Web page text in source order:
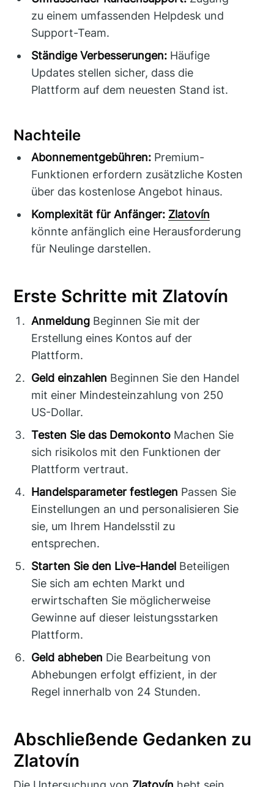
zu einem umfassenden Helpdesk und
Support-Team.
Ständige Verbesserungen: Häufige
Updates stellen sicher, dass die
Plattform auf dem neuesten Stand ist.
Nachteile
Abonnementgebühren: Premium-
Funktionen erfordern zusätzliche Kosten
über das kostenlose Angebot hinaus.
Komplexität für Anfänger: Zlatovín
könnte anfänglich eine Herausforderung
für Neulinge darstellen.
Erste Schritte mit Zlatovín
Anmeldung Beginnen Sie mit der
Erstellung eines Kontos auf der
Plattform.
Geld einzahlen Beginnen Sie den Handel
mit einer Mindesteinzahlung von 250
US-Dollar.
Testen Sie das Demokonto Machen Sie
sich risikolos mit den Funktionen der
Plattform vertraut.
Handelsparameter festlegen Passen Sie
Einstellungen an und personalisieren Sie
sie, um Ihrem Handelsstil zu
entsprechen.
Starten Sie den Live-Handel Beteiligen
Sie sich am echten Markt und
erwirtschaften Sie möglicherweise
Gewinne auf dieser leistungsstarken
Plattform.
Geld abheben Die Bearbeitung von
Abhebungen erfolgt effizient, in der
Regel innerhalb von 24 Stunden.
Abschließende Gedanken zu
Zlatovín